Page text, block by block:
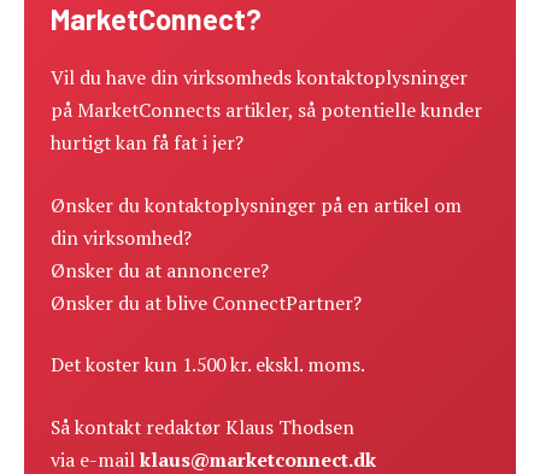
MarketConnect?
Vil du have din virksomheds kontaktoplysninger
på MarketConnects artikler, så potentielle kunder
hurtigt kan få fat i jer?
Ønsker du kontaktoplysninger på en artikel om
din virksomhed?
Ønsker du at annoncere?
Ønsker du at blive ConnectPartner?
Det koster kun 1.500 kr. ekskl. moms.
Så kontakt redaktør Klaus Thodsen
via e-mailklaus@marketconnect.dk